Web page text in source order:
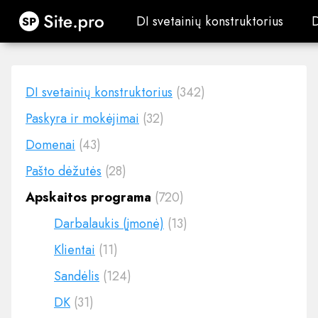
Site.pro DI svetainių konstruktorius
DI svetainių konstruktorius
DI svetainių konstruktorius (342)
Paskyra ir mokėjimai (32)
Domenai (43)
Pašto dėžutės (28)
Apskaitos programa (720)
Darbalaukis (įmonė) (13)
Klientai (11)
Sandėlis (124)
DK (31)